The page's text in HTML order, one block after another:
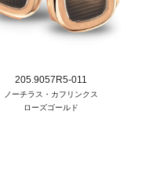
205.9057R5-011
ノーチラス・カフリンクス
ローズゴールド